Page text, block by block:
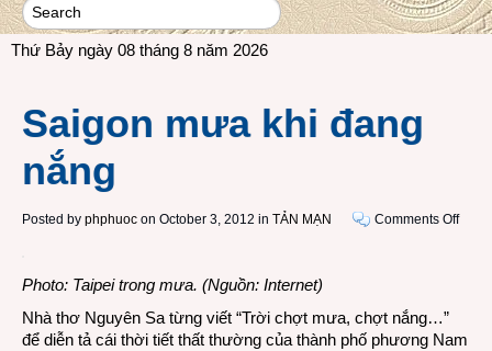
Thứ Bảy ngày 08 tháng 8 năm 2026
Saigon mưa khi đang
nắng
Posted by phphuoc on October 3, 2012 in TẢN MẠN Comments Offon
Photo: Taipei trong mưa. (Nguồn: Internet)
Nhà thơ Nguyên Sa từng viết “Trời chợt mưa, chợt nắng…”
để diễn tả cái thời tiết thất thường của thành phố phương Nam